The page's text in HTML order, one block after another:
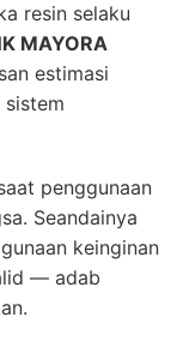
resin selaku
MAYORA
estimasi
penggunaan
Seandainya
keinginan
— adab